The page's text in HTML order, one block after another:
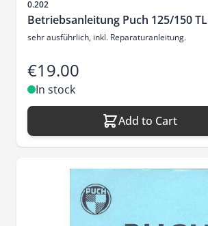
Sku
0.202
Betriebsanleitung Puch 125/150 TL
sehr ausführlich, inkl. Reparaturanleitung.
€19.00
In stock
Add to Cart